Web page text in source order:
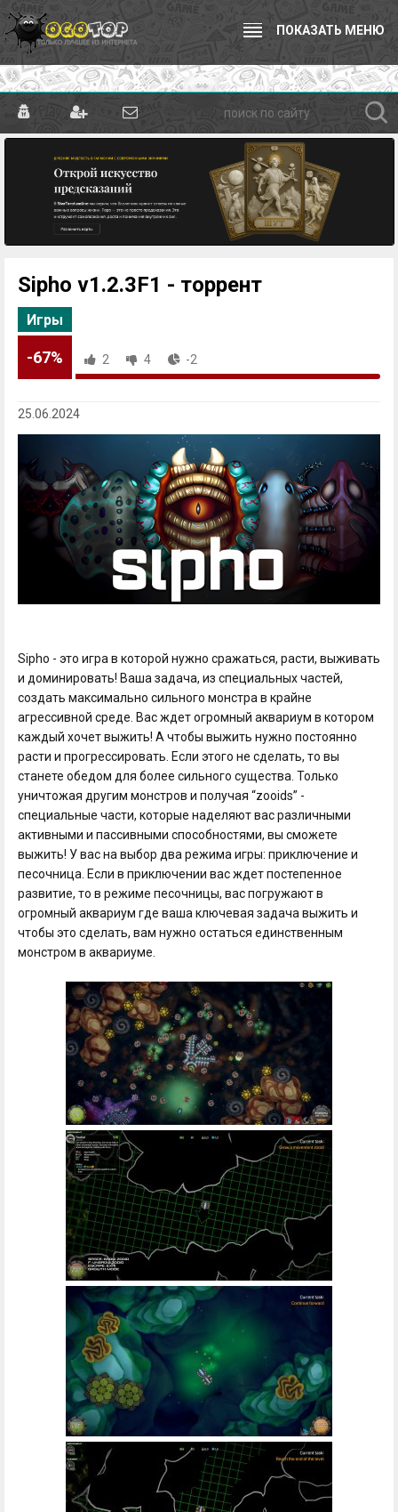
ПОКАЗАТЬ МЕНЮ
Sipho v1.2.3F1 - торрент
Игры
-67% 2 4 -2
25.06.2024
Sipho - это игра в которой нужно сражаться, расти, выживать
и доминировать! Ваша задача, из специальных частей,
создать максимально сильного монстра в крайне
агрессивной среде. Вас ждет огромный аквариум в котором
каждый хочет выжить! А чтобы выжить нужно постоянно
расти и прогрессировать. Если этого не сделать, то вы
станете обедом для более сильного существа. Только
уничтожая другим монстров и получая “zooids” -
специальные части, которые наделяют вас различными
активными и пассивными способностями, вы сможете
выжить! У вас на выбор два режима игры: приключение и
песочница. Если в приключении вас ждет постепенное
развитие, то в режиме песочницы, вас погружают в
огромный аквариум где ваша ключевая задача выжить и
чтобы это сделать, вам нужно остаться единственным
монстром в аквариуме.